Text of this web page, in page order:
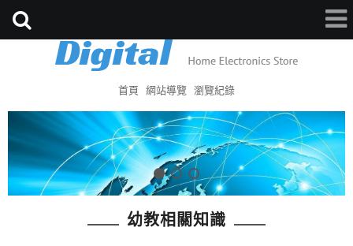
首頁 網站導覽 瀏覽紀錄
幼教相關知識